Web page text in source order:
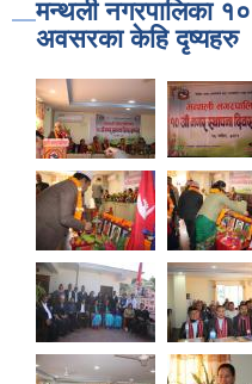
मन्थली नगरपालिका
अवसरका केहि दृष्यहरु